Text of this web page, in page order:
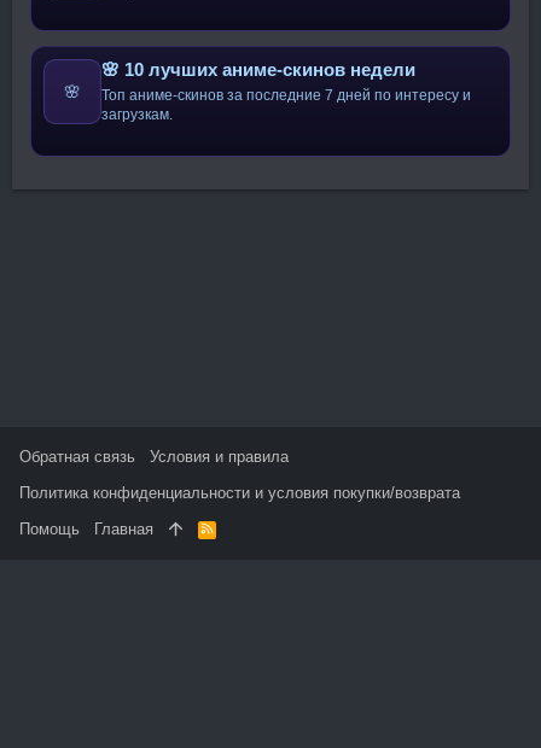
🌸
🌸 10 лучших аниме-скинов недели
Топ аниме-скинов за последние 7 дней по интересу и
загрузкам.
Обратная связь
Условия и правила
Политика конфиденциальности и условия покупки/возврата
Помощь
Главная
R